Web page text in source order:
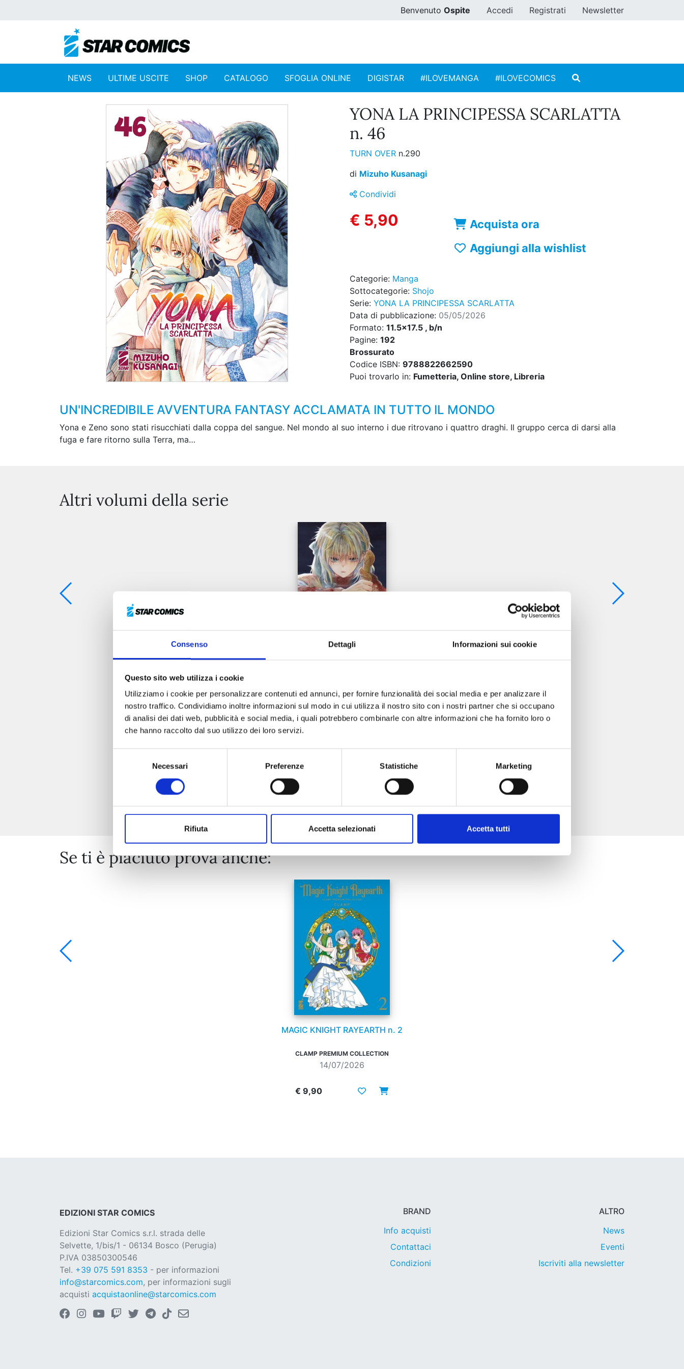
Consenso Dettagli Informazioni sui cookie
Questo sito web utilizza i cookie
Utilizziamo i cookie per personalizzare contenuti ed annunci, per fornire funzionalità dei social media e per analizzare il
nostro traffico. Condividiamo inoltre informazioni sul modo in cui utilizza il nostro sito con i nostri partner che si occupano
di analisi dei dati web, pubblicità e social media, i quali potrebbero combinarle con altre informazioni che ha fornito loro o
che hanno raccolto dal suo utilizzo dei loro servizi.
Necessari Preferenze Statistiche Marketing
Rifiuta Accetta selezionati Accetta tutti
Benvenuto Ospite Accedi Registrati Newsletter
NEWS ULTIME USCITE SHOP CATALOGO SFOGLIA ONLINE DIGISTAR #ILOVEMANGA #ILOVECOMICS
YONA LA PRINCIPESSA SCARLATTA
n. 46
TURN OVER n.290
di Mizuho Kusanagi
Condividi
€ 5,90
Acquista ora
Aggiungi alla wishlist
Categorie: Manga
Sottocategorie: Shojo
Serie: YONA LA PRINCIPESSA SCARLATTA
Data di pubblicazione: 05/05/2026
Formato: 11.5x17.5 , b/n
Pagine: 192
Brossurato
Codice ISBN: 9788822662590
Puoi trovarlo in: Fumetteria, Online store, Libreria
UN'INCREDIBILE AVVENTURA FANTASY ACCLAMATA IN TUTTO IL MONDO
Yona e Zeno sono stati risucchiati dalla coppa del sangue. Nel mondo al suo interno i due ritrovano i quattro draghi. Il gruppo cerca di darsi alla
fuga e fare ritorno sulla Terra, ma…
Altri volumi della serie
26/08/2025
€ 5,20
Se ti è piaciuto prova anche:
MAGIC KNIGHT RAYEARTH n. 2
CLAMP PREMIUM COLLECTION
14/07/2026
€ 9,90
EDIZIONI STAR COMICS
Edizioni Star Comics s.r.l. strada delle
Selvette, 1/bis/1 - 06134 Bosco (Perugia)
P.IVA 03850300546
Tel. +39 075 591 8353 - per informazioni
info@starcomics.com, per informazioni sugli
acquisti acquistaonline@starcomics.com
BRAND
Info acquisti
Contattaci
Condizioni
ALTRO
News
Eventi
Iscriviti alla newsletter